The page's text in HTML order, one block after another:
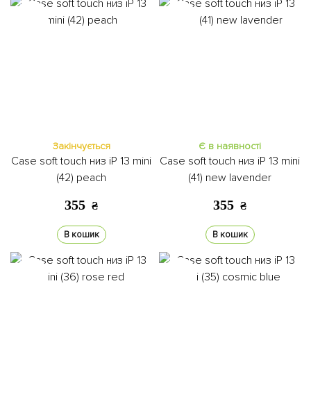
Закінчується
Case soft touch низ iP 13 mini
(42) peach
355 ₴
В кошик
Є в наявності
Case soft touch низ iP 13 mini
(41) new lavender
355 ₴
В кошик